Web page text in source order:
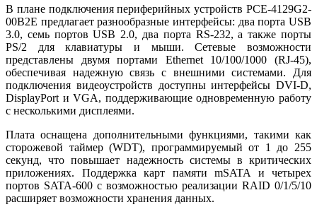
В плане подключения периферийных устройств PCE-4129G2-
00B2E предлагает разнообразные интерфейсы: два порта USB
3.0, семь портов USB 2.0, два порта RS-232, а также порты
PS/2 для клавиатуры и мыши. Сетевые возможности
представлены двумя портами Ethernet 10/100/1000 (RJ-45),
обеспечивая надежную связь с внешними системами. Для
подключения видеоустройств доступны интерфейсы DVI-D,
DisplayPort и VGA, поддерживающие одновременную работу
с несколькими дисплеями.
Плата оснащена дополнительными функциями, такими как
сторожевой таймер (WDT), программируемый от 1 до 255
секунд, что повышает надежность системы в критических
приложениях. Поддержка карт памяти mSATA и четырех
портов SATA-600 с возможностью реализации RAID 0/1/5/10
расширяет возможности хранения данных.